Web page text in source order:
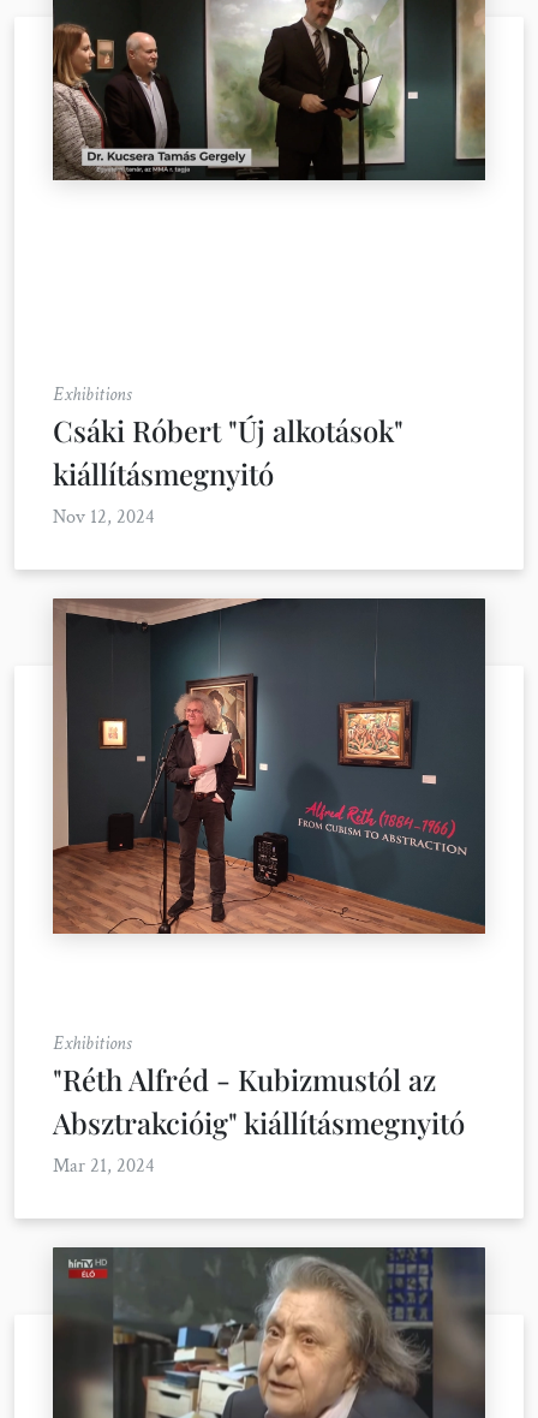
Exhibitions
Csáki Róbert "Új alkotások"
kiállításmegnyitó
Nov 12, 2024
Exhibitions
"Réth Alfréd - Kubizmustól az
Absztrakcióig" kiállításmegnyitó
Mar 21, 2024